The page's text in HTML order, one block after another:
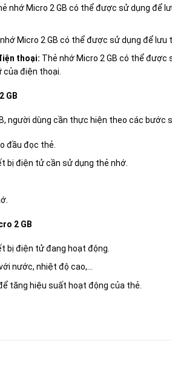
nhớ Micro 2 GB có thể được sử dụng để
Micro 2 GB có thể được sử dụng để lưu
thoại: Thẻ nhớ Micro 2 GB có thể được
điện thoại.
GB
người dùng cần thực hiện theo các bước
đầu đọc thẻ.
bị điện tử cần sử dụng thẻ nhớ.
2 GB
bị điện tử đang hoạt động.
nước, nhiệt độ cao,…
tăng hiệu suất hoạt động của thẻ.